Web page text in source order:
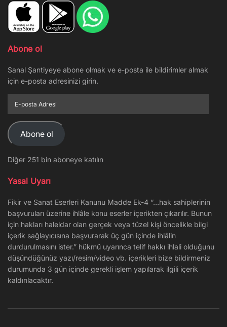
Abone ol
Sanal Şantiyeye abone olmak ve e-posta ile bildirimler almak
için e-posta adresinizi girin.
posta
Adresi
Abone ol
Diğer 251 bin aboneye katılın
Yasal Uyarı
Fikir ve Sanat Eserleri Kanunu Madde Ek-4 “…hak sahiplerinin
başvuruları üzerine ihlâle konu eserler içerikten çıkarılır. Bunun
için hakları haleldar olan gerçek veya tüzel kişi öncelikle bilgi
içerik sağlayıcısına başvurarak üç gün içinde ihlâlin
durdurulmasını ister.” hükmü uyarınca telif hakkı ihlali olduğunu
düşündüğünüz yazı/resim/video vb. içerikleri bize bildirmeniz
durumunda 3 gün içinde gerekli işlem yapılarak ilgili içerik
kaldırılacaktır.